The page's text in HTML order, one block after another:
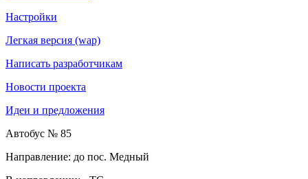
Настройки
Легкая версия (wap)
Написать разработчикам
Новости проекта
Идеи и предложения
Автобус № 85
Направление: до пос. Медный